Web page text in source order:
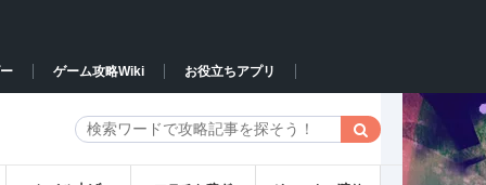
ゲーム攻略Wiki お役立ちアプリ